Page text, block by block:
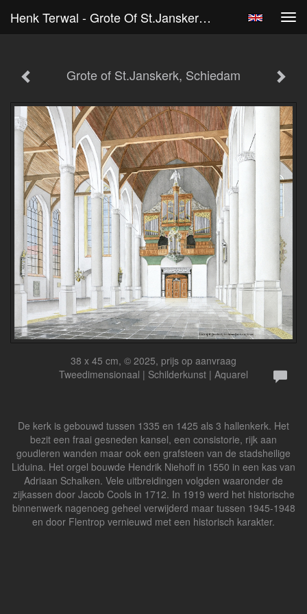
Henk Terwal - Grote Of St.Janskerk, Schiedam
Grote of St.Janskerk, Schiedam
38 x 45 cm, © 2025, prijs op aanvraag
Tweedimensionaal | Schilderkunst | Aquarel
De kerk is gebouwd tussen 1335 en 1425 als 3 hallenkerk. Het
bezit een fraai gesneden kansel, een consistorie, rijk aan
goudleren wanden maar ook een grafsteen van de stadsheilige
Liduina. Het orgel bouwde Hendrik Niehoff in 1550 in een kas van
Adriaan Schalken. Vele uitbreidingen volgden waaronder de
zijkassen door Jacob Cools in 1712. In 1919 werd het historische
binnenwerk nagenoeg geheel verwijderd maar tussen 1945-1948
en door Flentrop vernieuwd met een historisch karakter.